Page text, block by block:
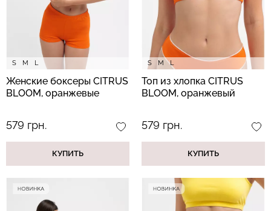
S M L
Женские боксеры CITRUS
BLOOM, оранжевые
579 грн.
КУПИТЬ
S M L
Топ из хлопка CITRUS
BLOOM, оранжевый
579 грн.
КУПИТЬ
299 грн.
499 грн.
279 грн.